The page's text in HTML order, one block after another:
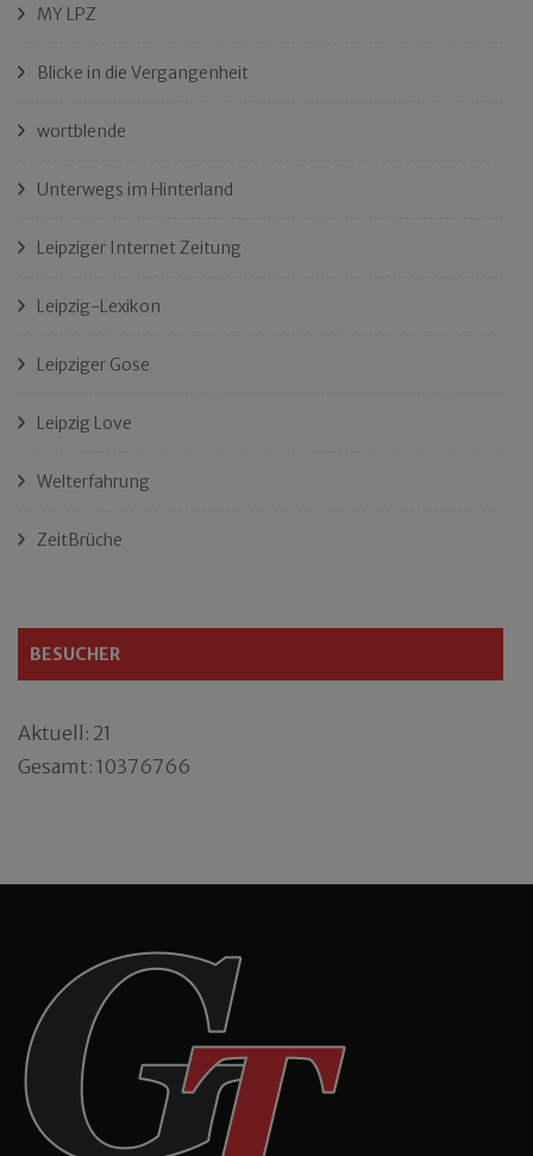
MY LPZ
Blicke in die Vergangenheit
wortblende
Unterwegs im Hinterland
Leipziger Internet Zeitung
Leipzig-Lexikon
Leipziger Gose
Leipzig Love
Welterfahrung
ZeitBrüche
BESUCHER
Aktuell: 21
Gesamt: 10376766